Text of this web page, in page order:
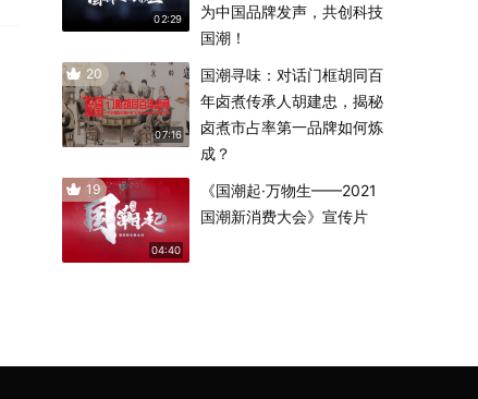
02:29
为中国品牌发声，共创科技
国潮！
20
07:16
国潮寻味：对话门框胡同百
年卤煮传承人胡建忠，揭秘
卤煮市占率第一品牌如何炼
成？
19
04:40
《国潮起·万物生——2021
国潮新消费大会》宣传片